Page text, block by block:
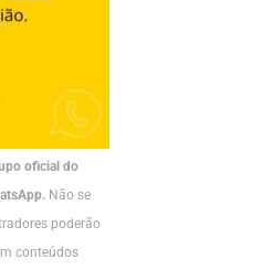
oficial do
Não se
poderão
conteúdos